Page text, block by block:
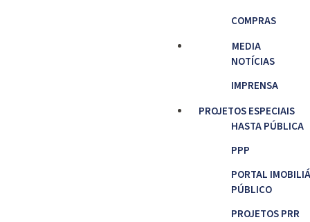
COMPRAS
MEDIA
NOTÍCIAS
IMPRENSA
PROJETOS ESPECIAIS
HASTA PÚBLICA
PPP
PORTAL
PÚBLICO
PROJETOS PRR